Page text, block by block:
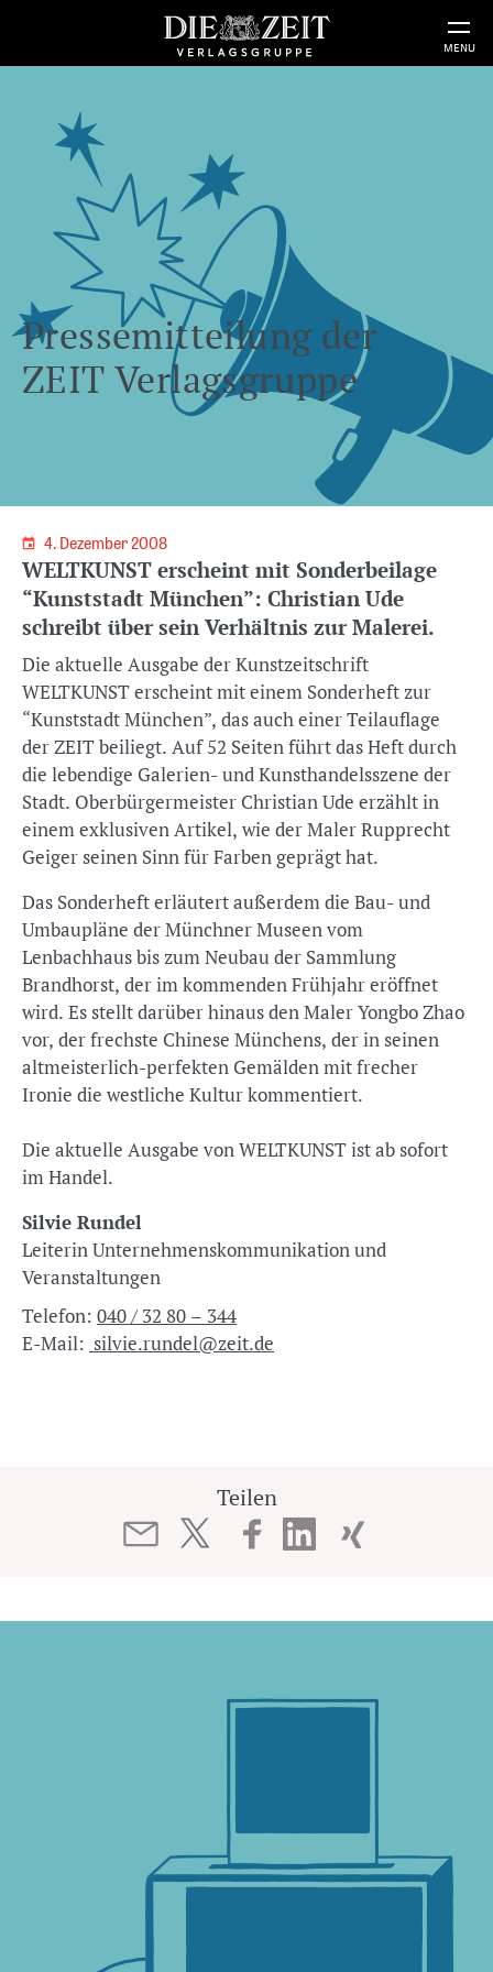
MENU
Pressemitteilung der
ZEIT Verlagsgruppe
4. Dezember 2008
WELTKUNST erscheint mit Sonderbeilage
“Kunststadt München”: Christian Ude
schreibt über sein Verhältnis zur Malerei.
Die aktuelle Ausgabe der Kunstzeitschrift
WELTKUNST erscheint mit einem Sonderheft zur
“Kunststadt München”, das auch einer Teilauflage
der ZEIT beiliegt. Auf 52 Seiten führt das Heft durch
die lebendige Galerien- und Kunsthandelsszene der
Stadt. Oberbürgermeister Christian Ude erzählt in
einem exklusiven Artikel, wie der Maler Rupprecht
Geiger seinen Sinn für Farben geprägt hat.
Das Sonderheft erläutert außerdem die Bau- und
Umbaupläne der Münchner Museen vom
Lenbachhaus bis zum Neubau der Sammlung
Brandhorst, der im kommenden Frühjahr eröffnet
wird. Es stellt darüber hinaus den Maler Yongbo Zhao
vor, der frechste Chinese Münchens, der in seinen
altmeisterlich-perfekten Gemälden mit frecher
Ironie die westliche Kultur kommentiert.
Die aktuelle Ausgabe von WELTKUNST ist ab sofort
im Handel.
Silvie Rundel
Leiterin Unternehmenskommunikation und
Veranstaltungen
Telefon: 040 / 32 80 – 344
E-Mail: silvie.rundel@zeit.de
Teilen